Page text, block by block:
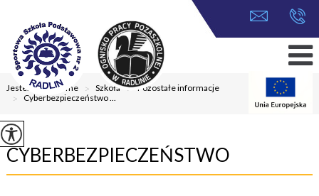
Jesteś tutaj:Home > Szkoła > Pozostałe informacje
> Cyberbezpieczeństwo ...
CYBERBEZPIECZEŃSTWO